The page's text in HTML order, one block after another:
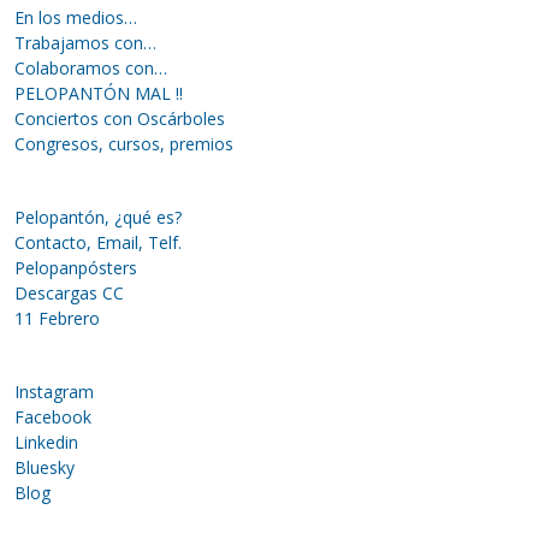
En los medios…
Trabajamos con…
Colaboramos con…
PELOPANTÓN MAL !!
Conciertos con Oscárboles
Congresos, cursos, premios
Pelopantón, ¿qué es?
Contacto, Email, Telf.
Pelopanpósters
Descargas CC
11 Febrero
Instagram
Facebook
Linkedin
Bluesky
Blog